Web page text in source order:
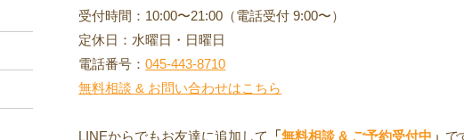
受付時間：10:00〜21:00（電話受付 9:00〜）
定休日：水曜日・日曜日
電話番号：045-443-8710
無料相談 & お問い合わせはこちら
LINEからでもお友達に追加して 「無料相談 & ご予約受付中 」 で